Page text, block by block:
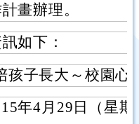
畫辦理。
如下：
孩子長大～校園心
年4月29日（星